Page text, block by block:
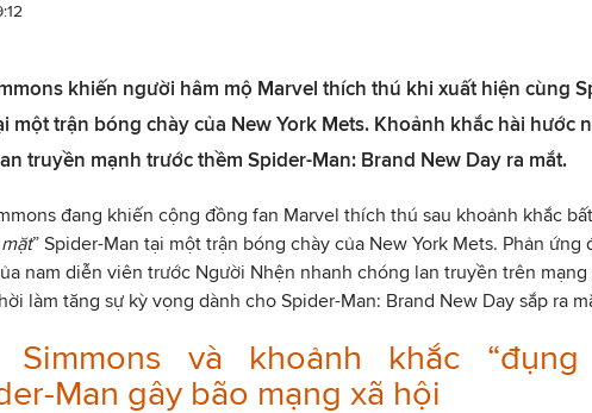
khiến người hâm mộ Marvel thích thú khi xuất hiện cùng
một trận bóng chày của New York Mets. Khoảnh khắc hài hước
truyền mạnh trước thềm Spider-Man: Brand New Day ra mắt.
đang khiến cộng đồng fan Marvel thích thú sau khoảnh khắc
” Spider-Man tại một trận bóng chày của New York Mets. Phản ứng
nam diễn viên trước Người Nhện nhanh chóng lan truyền trên mạng
làm tăng sự kỳ vọng dành cho Spider-Man: Brand New Day sắp ra
Simmons và khoảnh khắc “đụng
Man gây bão mạng xã hội